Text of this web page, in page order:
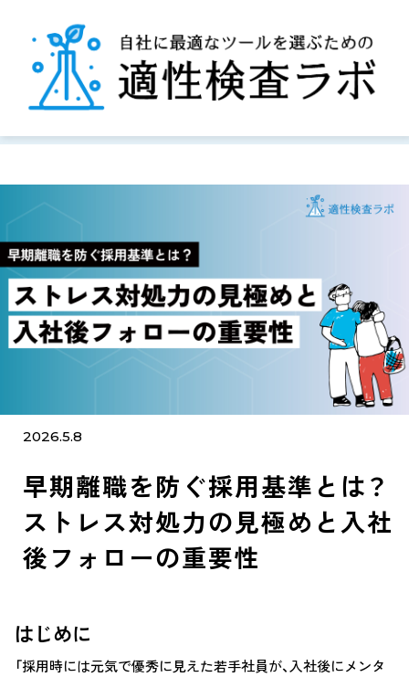
2026.5.8
早期離職を防ぐ採用基準とは？
ストレス対処力の見極めと入社
後フォローの重要性
はじめに
「採用時には元気で優秀に見えた若手社員が、入社後にメンタ